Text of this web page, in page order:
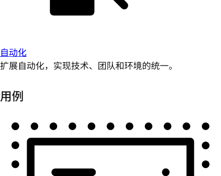
自动化
扩展自动化，实现技术、团队和环境的统一。
用例